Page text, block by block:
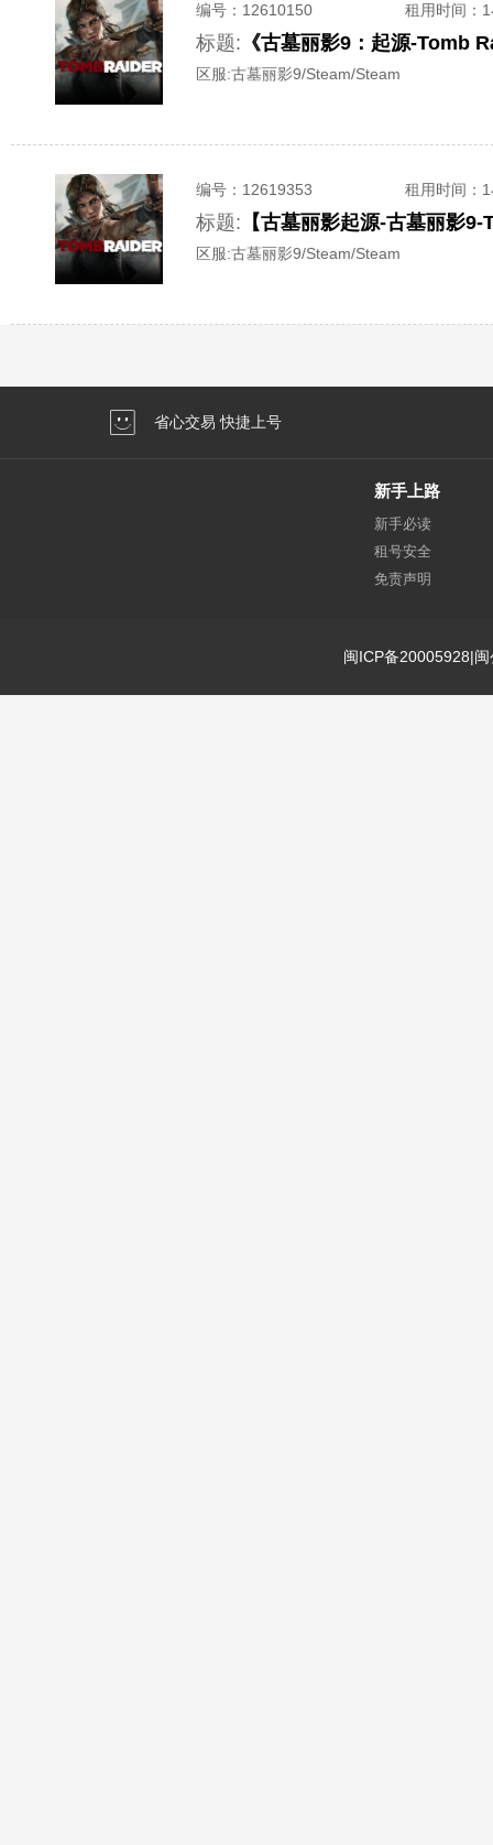
编号： 12610150 租用时间 ：
标题: 《古墓丽影9：起源-Tomb
区服:古墓丽影9/Steam/Steam
编号： 12619353 租用时间 ：
标题: 【古墓丽影起源-古墓丽影
区服:古墓丽影9/Steam/Steam
省心交易 快捷上号
新手上路
新手必读
租号安全
免责声明
闽ICP备20005928|